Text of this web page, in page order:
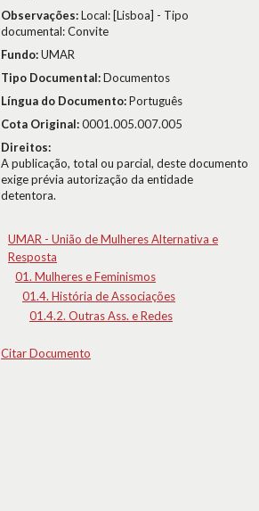
Observações:Local: [Lisboa] - Tipo
documental: Convite
Fundo:UMAR
Tipo Documental:Documentos
Língua do Documento:Português
Cota Original:0001.005.007.005
Direitos:
A publicação, total ou parcial, deste documento
exige prévia autorização da entidade
detentora.
UMAR - União de Mulheres Alternativa e
Resposta
01. Mulheres e Feminismos
01.4. História de Associações
01.4.2. Outras Ass. e Redes
Citar Documento